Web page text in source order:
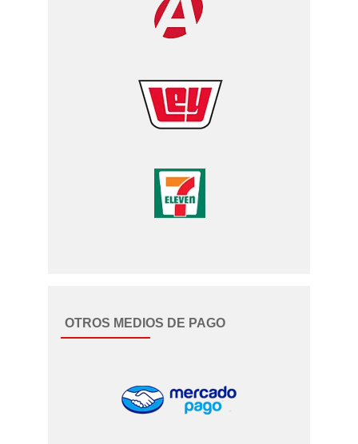
OTROS MEDIOS DE PAGO